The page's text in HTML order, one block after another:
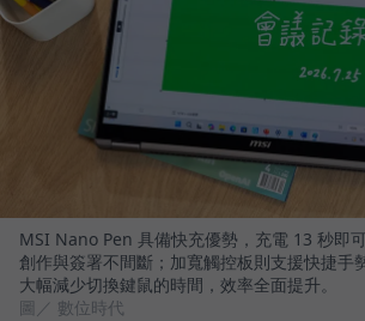
MSI Nano Pen 具備快充優勢，充電 13 秒即
創作與簽署不間斷；加寬觸控板則支援快捷手
大幅減少切換鍵鼠的時間，效率全面提升。
圖／ 數位時代